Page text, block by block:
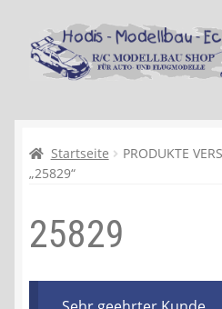
Zur
Navigation
springen
Zum
Inhalt
springen
Kasse
Recycling, Entsorgung und
Shop
Startseite
PRODUKTE
„25829“
25829